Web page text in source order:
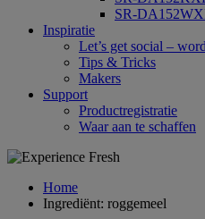
SR-
Inspiratie
Let’s get social –
Tips & Tricks
Makers
Support
Productregistratie
Waar aan te schaffen
Home
Ingrediënt: roggemeel